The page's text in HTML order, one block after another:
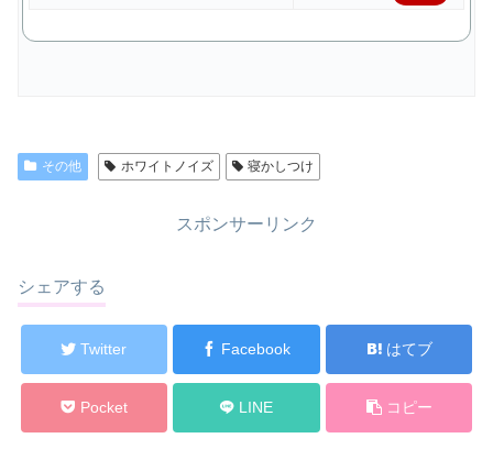
その他 ホワイトノイズ 寝かしつけ
スポンサーリンク
シェアする
Twitter Facebook はてブ
Pocket LINE コピー